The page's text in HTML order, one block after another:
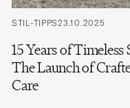
STIL-TIPPS23.10.2025
15 Years of Timeless
The Launch of
Care